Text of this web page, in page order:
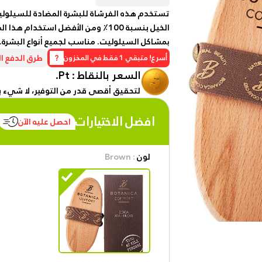
Personal
Care
Beverages
Detergents
Computers
Phone
Gaming
Sport
عرض
المزيد
عروض
يومية
%
عرض
جميع
الخصومات
20 %
off on
Shop
Brand
co
%15 off
on shop
Fairy
Cosmetics
عرض
المزيد
المزيد
تستخدم هذه الفرشاة للبشرة المضادة
الخيل بنسبة 100٪ ومن الأفضل
بمشاكل السيلوليت. مناسب لجميع أنواع البشرة.
أسرع! متبقي 1 فقط في المخزون ? طرق الدفع
السعر بالنقاط :Pt.
لتحقيق أقصى قدر من التوفير، لا
افضل الاختيارات احصل عليه الآن
لون: Brown